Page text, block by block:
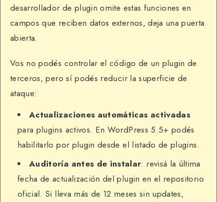
desarrollador de plugin omite estas funciones en
campos que reciben datos externos, deja una puerta
abierta.
Vos no podés controlar el código de un plugin de
terceros, pero sí podés reducir la superficie de
ataque:
Actualizaciones automáticas activadas
para plugins activos. En WordPress 5.5+ podés
habilitarlo por plugin desde el listado de plugins.
Auditoría antes de instalar: revisá la última
fecha de actualización del plugin en el repositorio
oficial. Si lleva más de 12 meses sin updates,